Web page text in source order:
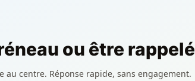
ou être rappelé
au centre. Réponse rapide, sans engagement.